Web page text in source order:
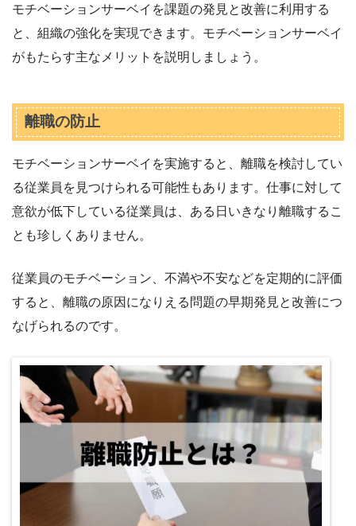
モチベーションサーベイを課題の発見と改善に利用する
と、組織の強化を実現できます。モチベーションサーベイ
がもたらす主なメリットを説明しましょう。
離職の防止
モチベーションサーベイを実施すると、離職を検討してい
る従業員を見つけられる可能性もあります。仕事に対して
意欲が低下している従業員は、ある日いきなり離職するこ
とも珍しくありません。
従業員のモチベーション、不満や不安などを定期的に評価
すると、離職の原因になりえる問題の早期発見と改善につ
なげられるのです。